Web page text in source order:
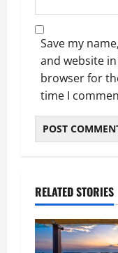
Save my
and website
browser for
time I
RELATED STORIES